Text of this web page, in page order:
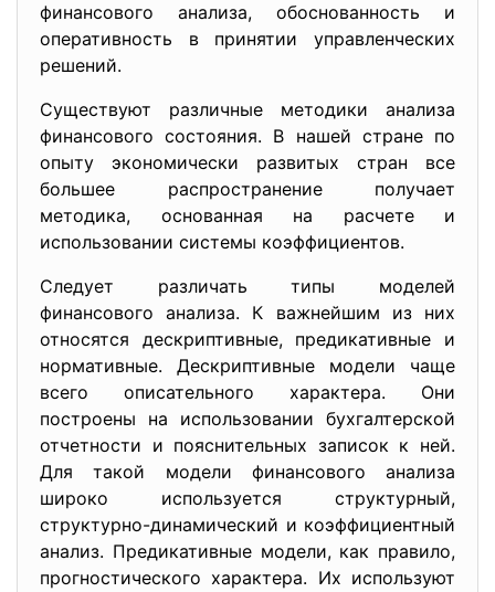
финансового анализа, обоснованность и
оперативность в принятии управленческих
решений.
Существуют различные методики анализа
финансового состояния. В нашей стране по
опыту экономически развитых стран все
большее распространение получает
методика, основанная на расчете и
использовании системы коэффициентов.
Следует различать типы моделей
финансового анализа. К важнейшим из них
относятся дескриптивные, предикативные и
нормативные. Дескриптивные модели чаще
всего описательного характера. Они
построены на использовании бухгалтерской
отчетности и пояснительных записок к ней.
Для такой модели финансового анализа
широко используется структурный,
структурно-динамический и коэффициентный
анализ. Предикативные модели, как правило,
прогностического характера. Их используют